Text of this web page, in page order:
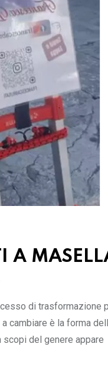
A
di trasformazione
cambiare è la forma
scopi del genere appare